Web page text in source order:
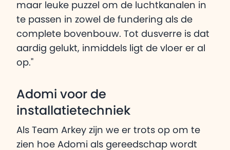
maar leuke puzzel om de luchtkanalen in
te passen in zowel de fundering als de
complete bovenbouw. Tot dusverre is dat
aardig gelukt, inmiddels ligt de vloer er al
op."
Adomi voor de
installatietechniek
Als Team Arkey zijn we er trots op om te
zien hoe Adomi als gereedschap wordt